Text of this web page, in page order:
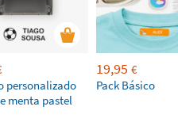
personalizado
menta pastel
19,95 €
Pack Básico